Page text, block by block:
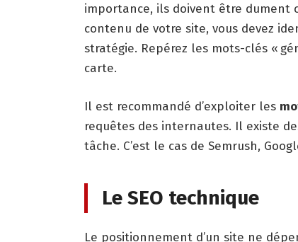
importance, ils doivent être dument
contenu de votre site, vous devez
stratégie. Repérez les mots-clés «
carte.
Il est recommandé d’exploiter les
requêtes des internautes. Il existe
tâche. C’est le cas de Semrush,
Le SEO technique
Le positionnement d’un site ne